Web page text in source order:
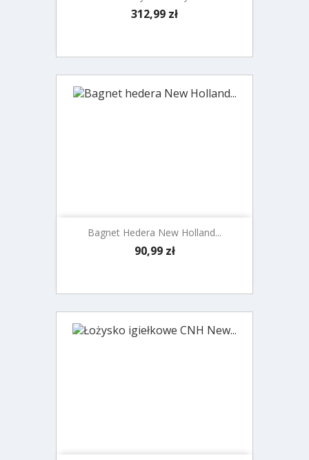
Cena
312,99 zł
Bagnet Hedera New Holland...
Cena
90,99 zł